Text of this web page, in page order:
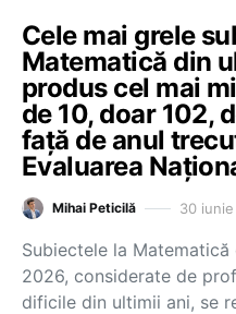
Cele mai grele
Matematică din
produs cel mai
de 10, doar 102,
față de anul
Evaluarea
Mihai Peticilă 30
Subiectele la
2026, considerate de
dificile din ultimii ani, se